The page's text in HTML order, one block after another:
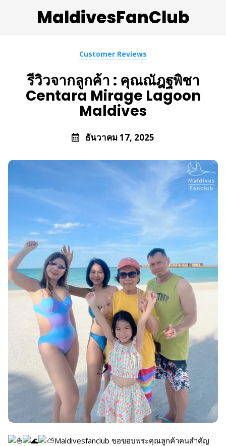
MaldivesFanClub
Customer Reviews
รีวิวจากลูกค้า : คุณณัฎฐพิชา
Centara Mirage Lagoon
Maldives
ธันวาคม 17, 2025
Maldivesfanclub ขอขอบพระคุณลูกค้าคนสำคัญ